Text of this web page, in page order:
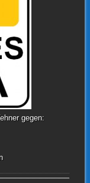
gegen: